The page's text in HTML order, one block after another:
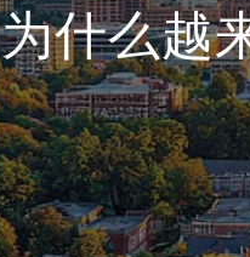
为什么越